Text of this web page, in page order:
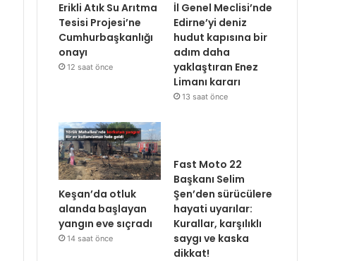
Erikli Atık Su Arıtma
Tesisi Projesi’ne
Cumhurbaşkanlığı
onayı
12 saat önce
İl Genel Meclisi’nde
Edirne’yi deniz
hudut kapısına bir
adım daha
yaklaştıran Enez
Limanı kararı
13 saat önce
Keşan’da otluk
alanda başlayan
yangın eve sıçradı
14 saat önce
Fast Moto 22
Başkanı Selim
Şen’den sürücülere
hayati uyarılar:
Kurallar, karşılıklı
saygı ve kaska
dikkat!